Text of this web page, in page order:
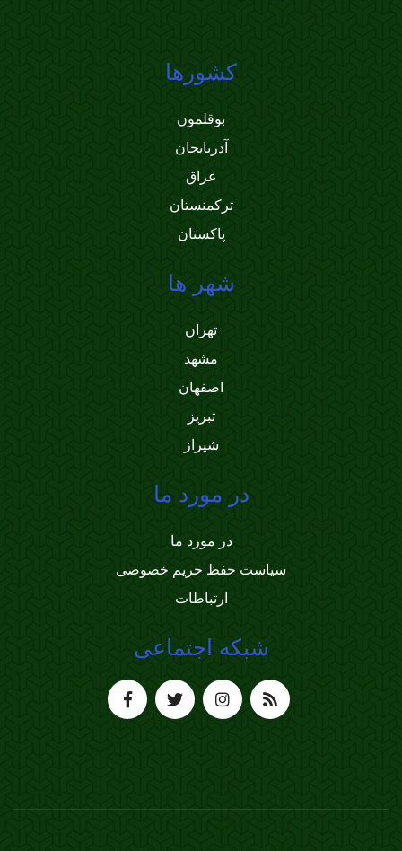
کشورها
بوقلمون
آذربایجان
عراق
ترکمنستان
پاکستان
شهر ها
تهران
مشهد
اصفهان
تبریز
شیراز
در مورد ما
در مورد ما
سیاست حفظ حریم خصوصی
ارتباطات
شبکه اجتماعی